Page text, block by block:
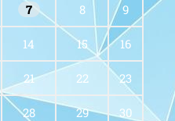
7 8 9
14 15 16
21 22 23
28 29 30